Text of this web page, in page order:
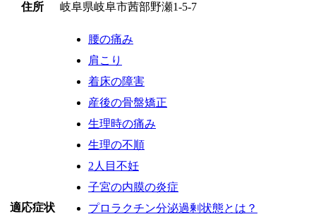
住所
岐阜県岐阜市茜部野瀬1-5-7
適応症状
腰の痛み
肩こり
着床の障害
産後の骨盤矯正
生理時の痛み
生理の不順
2人目不妊
子宮の内膜の炎症
プロラクチン分泌過剰状態とは？